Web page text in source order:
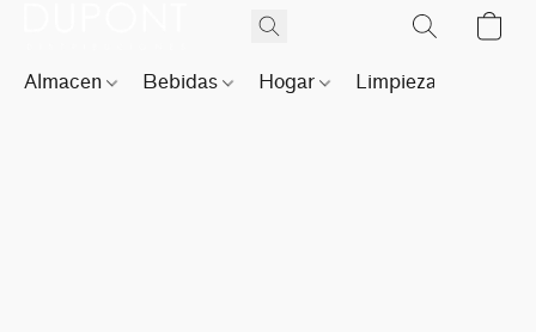
Almacen Bebidas Hogar Limpieza